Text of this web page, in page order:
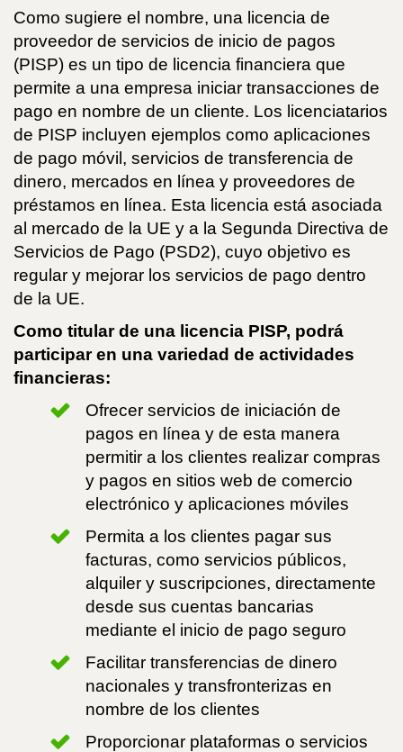
Como sugiere el nombre, una licencia de
proveedor de servicios de inicio de pagos
(PISP) es un tipo de licencia financiera que
permite a una empresa iniciar transacciones de
pago en nombre de un cliente. Los licenciatarios
de PISP incluyen ejemplos como aplicaciones
de pago móvil, servicios de transferencia de
dinero, mercados en línea y proveedores de
préstamos en línea. Esta licencia está asociada
al mercado de la UE y a la Segunda Directiva de
Servicios de Pago (PSD2), cuyo objetivo es
regular y mejorar los servicios de pago dentro
de la UE.
Como titular de una licencia PISP, podrá
participar en una variedad de actividades
financieras:
Ofrecer servicios de iniciación de
pagos en línea y de esta manera
permitir a los clientes realizar compras
y pagos en sitios web de comercio
electrónico y aplicaciones móviles
Permita a los clientes pagar sus
facturas, como servicios públicos,
alquiler y suscripciones, directamente
desde sus cuentas bancarias
mediante el inicio de pago seguro
Facilitar transferencias de dinero
nacionales y transfronterizas en
nombre de los clientes
Proporcionar plataformas o servicios